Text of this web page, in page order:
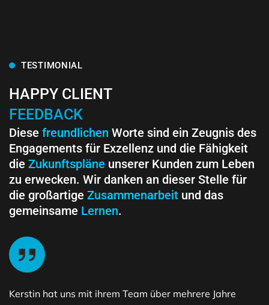
TESTIMONIAL
HAPPY CLIENT
FEEDBACK
Diese freundlichen Worte sind ein Zeugnis des
Engagements für Exzellenz und die Fähigkeit
die Zukunftspläne unserer Kunden zum Leben
zu erwecken. Wir danken an dieser Stelle für
die großartige Zusammenarbeit und das
gemeinsame Lernen.
Kerstin hat uns mit ihrem Team über mehrere Jahre